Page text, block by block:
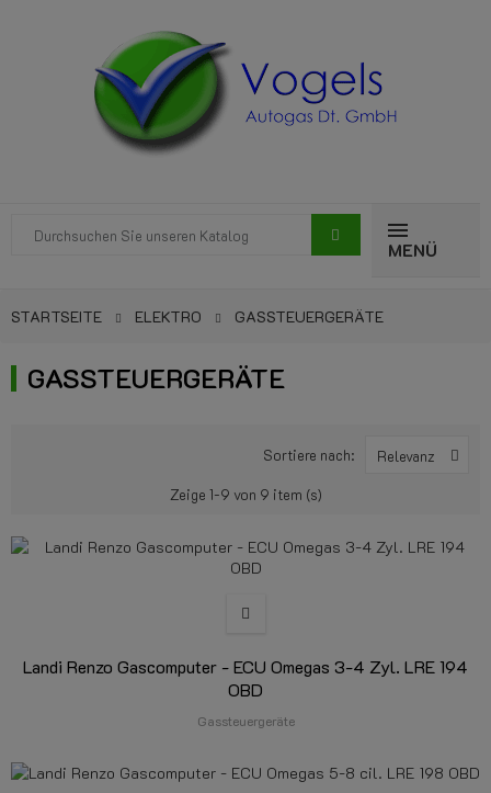
MENÜ
STARTSEITE ELEKTRO GASSTEUERGERÄTE
GASSTEUERGERÄTE
Sortiere nach: Relevanz
Zeige 1-9 von 9 item (s)
Landi Renzo Gascomputer - ECU Omegas 3-4 Zyl. LRE 194
OBD
Gassteuergeräte